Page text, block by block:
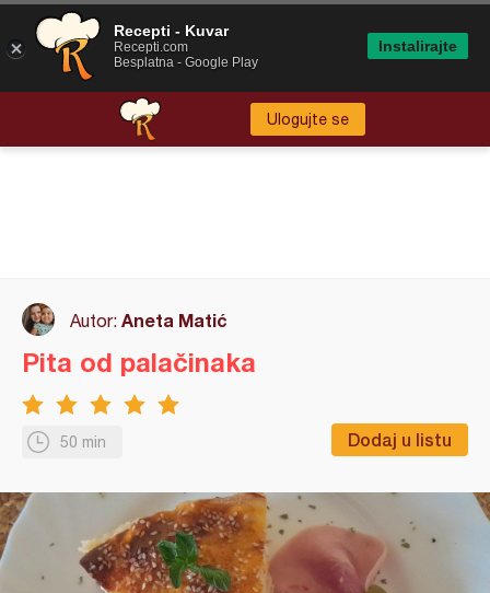
Ulogujte se
Autor: Aneta Matić
50 min Dodaj u listu
Pita od palačinaka
Recepti - Kuvar
Recepti.com
Besplatna - Google Play
Instalirajte